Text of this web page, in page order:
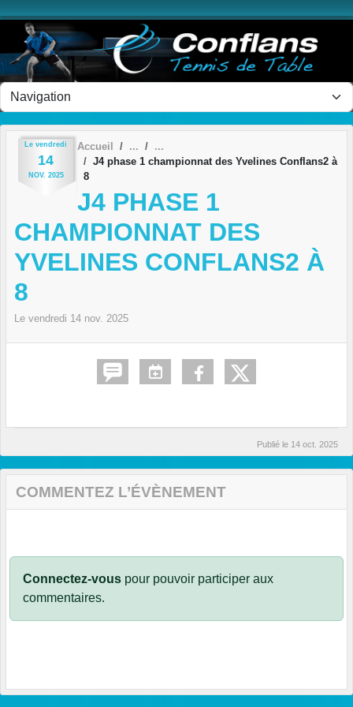
Le vendredi
14
NOV. 2025
Accueil
J4 phase 1 championnat des Yvelines Conflans2 à
8
J4 PHASE 1
CHAMPIONNAT DES
YVELINES CONFLANS2 À
8
Le vendredi 14 nov. 2025
Publié le 14 oct. 2025
COMMENTEZ L’ÉVÈNEMENT
Connectez-vous pour pouvoir participer aux
commentaires.